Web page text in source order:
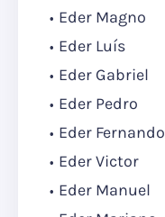
Eder Magno
Eder Luís
Eder Gabriel
Eder Pedro
Eder Fernando
Eder Victor
Eder Manuel